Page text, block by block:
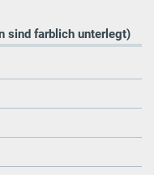
sind farblich unterlegt)